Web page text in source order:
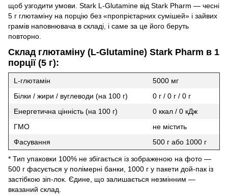
щоб узгодити умови. Stark L-Glutamine від Stark Pharm — чесні
5 г глютаміну на порцію без «пропрієтарних сумішей» і зайвих
грамів наповнювача в складі, і саме за це його беруть
повторно.
Склад глютаміну (L-Glutamine) Stark Pharm в 1
порції (5 г):
L-глютамін
5000 мг
Білки / жири / вуглеводи (на 100 г)
0 г / 0 г / 0 г
Енергетична цінність (на 100 г)
0 ккал / 0 кДж
ГМО
не містить
Фасування
500 г або 1000 г
* Тип упаковки 100% не збігається із зображеною на фото —
500 г фасується у полімерні банки, 1000 г у пакети дой-пак із
застібкою зіп-лок. Єдине, що залишається незмінним —
вказаний склад.